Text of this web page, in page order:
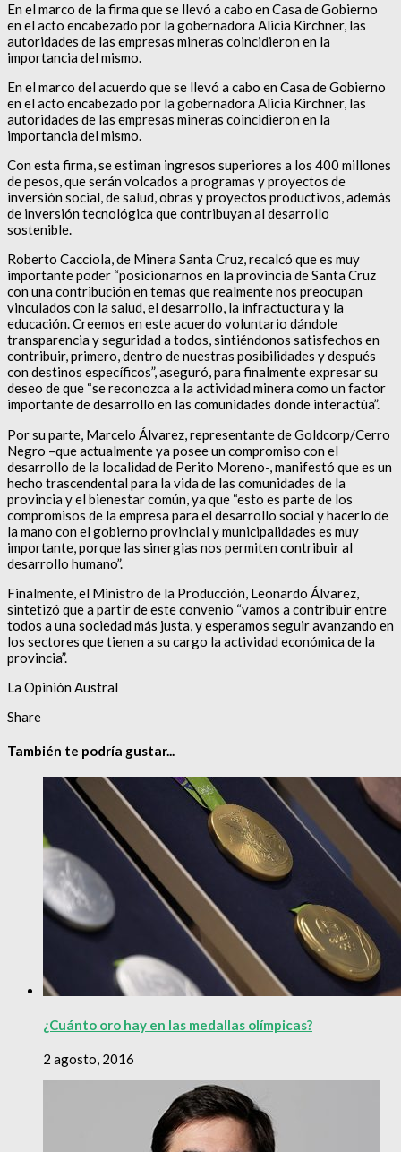
En el marco de la firma que se llevó a cabo en Casa de Gobierno
en el acto encabezado por la gobernadora Alicia Kirchner, las
autoridades de las empresas mineras coincidieron en la
importancia del mismo.
En el marco del acuerdo que se llevó a cabo en Casa de Gobierno
en el acto encabezado por la gobernadora Alicia Kirchner, las
autoridades de las empresas mineras coincidieron en la
importancia del mismo.
Con esta firma, se estiman ingresos superiores a los 400 millones
de pesos, que serán volcados a programas y proyectos de
inversión social, de salud, obras y proyectos productivos, además
de inversión tecnológica que contribuyan al desarrollo
sostenible.
Roberto Cacciola, de Minera Santa Cruz, recalcó que es muy
importante poder “posicionarnos en la provincia de Santa Cruz
con una contribución en temas que realmente nos preocupan
vinculados con la salud, el desarrollo, la infractuctura y la
educación. Creemos en este acuerdo voluntario dándole
transparencia y seguridad a todos, sintiéndonos satisfechos en
contribuir, primero, dentro de nuestras posibilidades y después
con destinos específicos”, aseguró, para finalmente expresar su
deseo de que “se reconozca a la actividad minera como un factor
importante de desarrollo en las comunidades donde interactúa”.
Por su parte, Marcelo Álvarez, representante de Goldcorp/Cerro
Negro –que actualmente ya posee un compromiso con el
desarrollo de la localidad de Perito Moreno-, manifestó que es un
hecho trascendental para la vida de las comunidades de la
provincia y el bienestar común, ya que “esto es parte de los
compromisos de la empresa para el desarrollo social y hacerlo de
la mano con el gobierno provincial y municipalidades es muy
importante, porque las sinergias nos permiten contribuir al
desarrollo humano”.
Finalmente, el Ministro de la Producción, Leonardo Álvarez,
sintetizó que a partir de este convenio “vamos a contribuir entre
todos a una sociedad más justa, y esperamos seguir avanzando en
los sectores que tienen a su cargo la actividad económica de la
provincia”.
La Opinión Austral
Share
También te podría gustar...
¿Cuánto oro hay en las medallas olímpicas?
2 agosto, 2016